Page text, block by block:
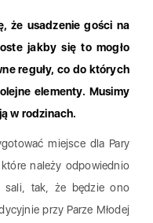
że usadzenie gości na
jakby się to mogło
reguły, co do których
elementy. Musimy
w rodzinach.
miejsce dla Pary
należy odpowiednio
sali, tak, że będzie ono
przy Parze Młodej